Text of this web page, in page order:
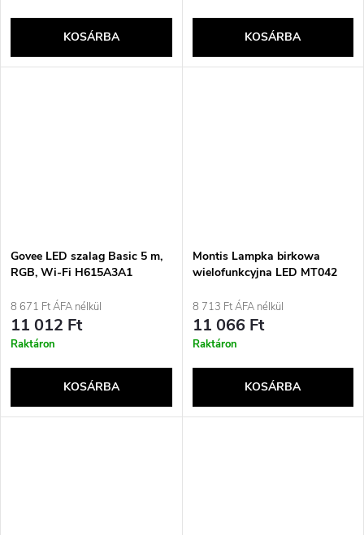
KOSÁRBA KOSÁRBA
Govee LED szalag Basic 5 m,
RGB, Wi-Fi H615A3A1
8 671 Ft ÁFA nélkül
11 012 Ft
Raktáron
KOSÁRBA
Montis Lampka birkowa
wielofunkcyjna LED MT042
8 713 Ft ÁFA nélkül
11 066 Ft
Raktáron
KOSÁRBA